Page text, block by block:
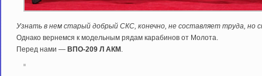
Узнать в нем старый добрый СКС, конечно, не составляет труда, но
Однако вернемся к модельным рядам карабинов от Молота.
Перед нами — ВПО-209 Л АКМ .